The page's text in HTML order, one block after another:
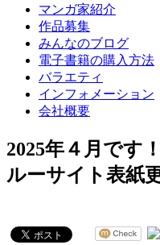
マンガ家紹介
作品募集
みんなのブログ
電子書籍の購入方法
バラエティ
インフォメーション
会社概要
2025年４月で
ルーサイト表紙